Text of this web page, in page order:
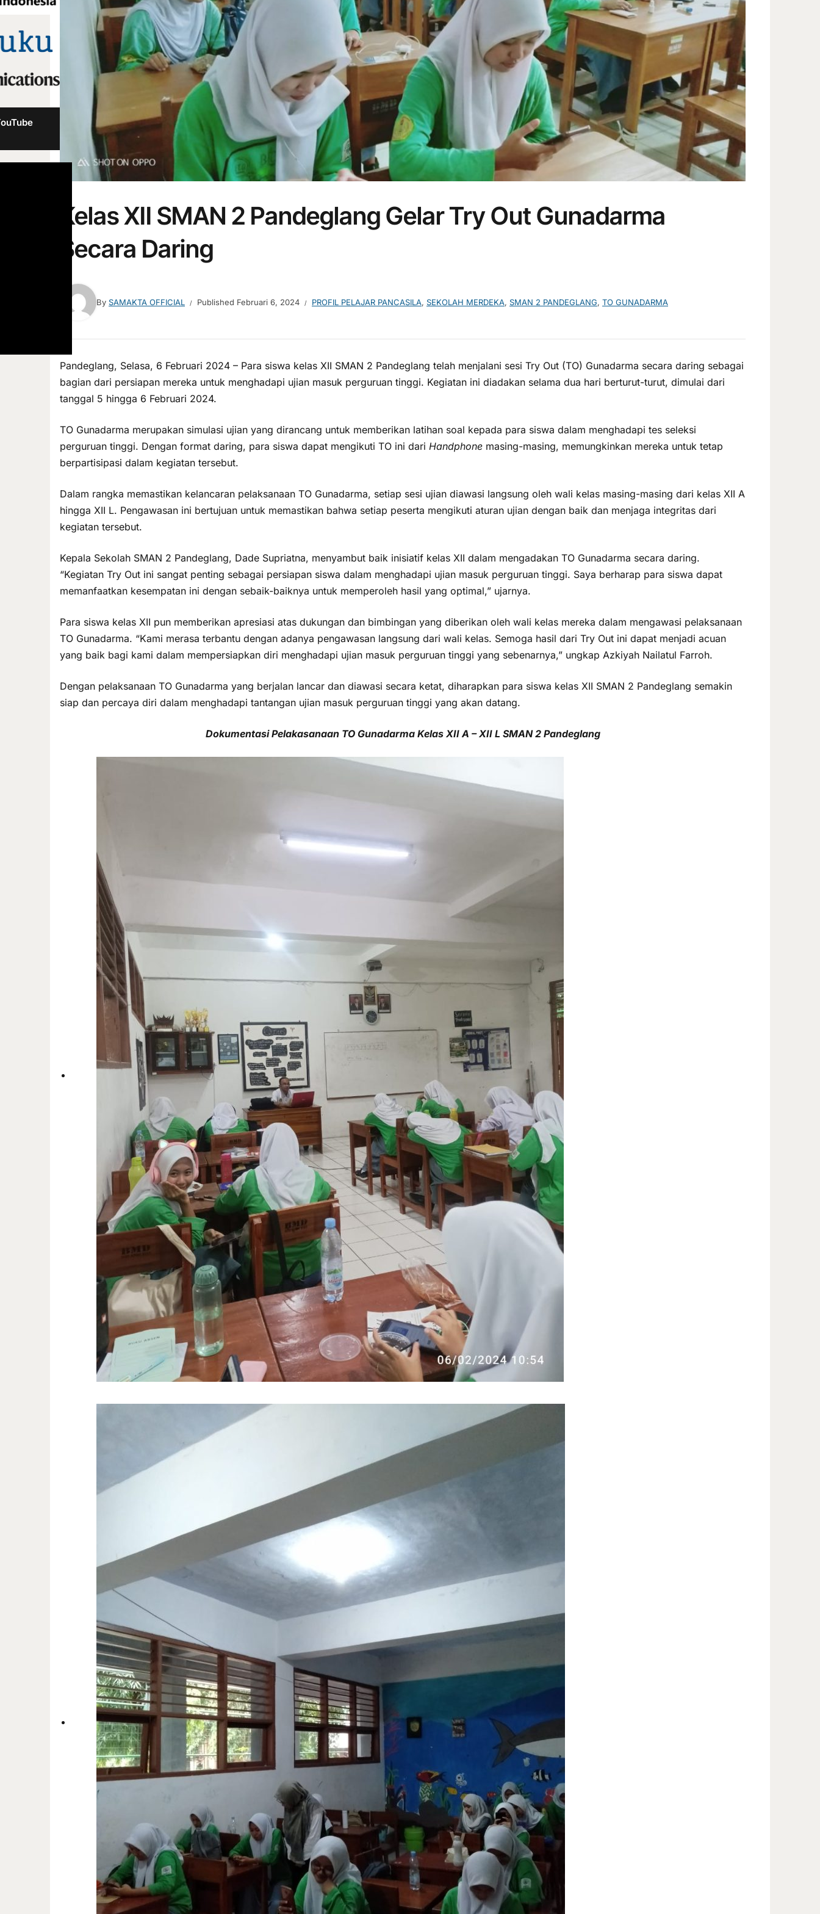
Kelas XII SMAN 2 Pandeglang Gelar Try Out Gunadarma
Secara Daring
By SAMAKTA OFFICIAL Published Februari 6, 2024 PROFIL PELAJAR PANCASILA, SEKOLAH MERDEKA, SMAN 2 PANDEGLANG, TO GUNADARMA
Pandeglang, Selasa, 6 Februari 2024 – Para siswa kelas XII SMAN 2 Pandeglang telah menjalani sesi Try Out (TO) Gunadarma secara daring sebagai
bagian dari persiapan mereka untuk menghadapi ujian masuk perguruan tinggi. Kegiatan ini diadakan selama dua hari berturut-turut, dimulai dari
tanggal 5 hingga 6 Februari 2024.
TO Gunadarma merupakan simulasi ujian yang dirancang untuk memberikan latihan soal kepada para siswa dalam menghadapi tes seleksi
perguruan tinggi. Dengan format daring, para siswa dapat mengikuti TO ini dari Handphone masing-masing, memungkinkan mereka untuk tetap
berpartisipasi dalam kegiatan tersebut.
Dalam rangka memastikan kelancaran pelaksanaan TO Gunadarma, setiap sesi ujian diawasi langsung oleh wali kelas masing-masing dari kelas XII A
hingga XII L. Pengawasan ini bertujuan untuk memastikan bahwa setiap peserta mengikuti aturan ujian dengan baik dan menjaga integritas dari
kegiatan tersebut.
Kepala Sekolah SMAN 2 Pandeglang, Dade Supriatna, menyambut baik inisiatif kelas XII dalam mengadakan TO Gunadarma secara daring.
“Kegiatan Try Out ini sangat penting sebagai persiapan siswa dalam menghadapi ujian masuk perguruan tinggi. Saya berharap para siswa dapat
memanfaatkan kesempatan ini dengan sebaik-baiknya untuk memperoleh hasil yang optimal,” ujarnya.
Para siswa kelas XII pun memberikan apresiasi atas dukungan dan bimbingan yang diberikan oleh wali kelas mereka dalam mengawasi pelaksanaan
TO Gunadarma. “Kami merasa terbantu dengan adanya pengawasan langsung dari wali kelas. Semoga hasil dari Try Out ini dapat menjadi acuan
yang baik bagi kami dalam mempersiapkan diri menghadapi ujian masuk perguruan tinggi yang sebenarnya,” ungkap Azkiyah Nailatul Farroh.
Dengan pelaksanaan TO Gunadarma yang berjalan lancar dan diawasi secara ketat, diharapkan para siswa kelas XII SMAN 2 Pandeglang semakin
siap dan percaya diri dalam menghadapi tantangan ujian masuk perguruan tinggi yang akan datang.
Dokumentasi Pelakasanaan TO Gunadarma Kelas XII A – XII L SMAN 2 Pandeglang